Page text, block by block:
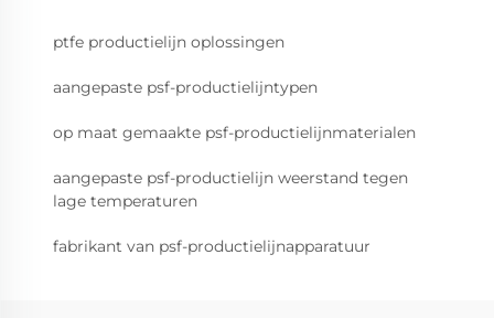
ptfe productielijn oplossingen
aangepaste psf-productielijntypen
op maat gemaakte psf-productielijnmaterialen
aangepaste psf-productielijn weerstand tegen
lage temperaturen
fabrikant van psf-productielijnapparatuur